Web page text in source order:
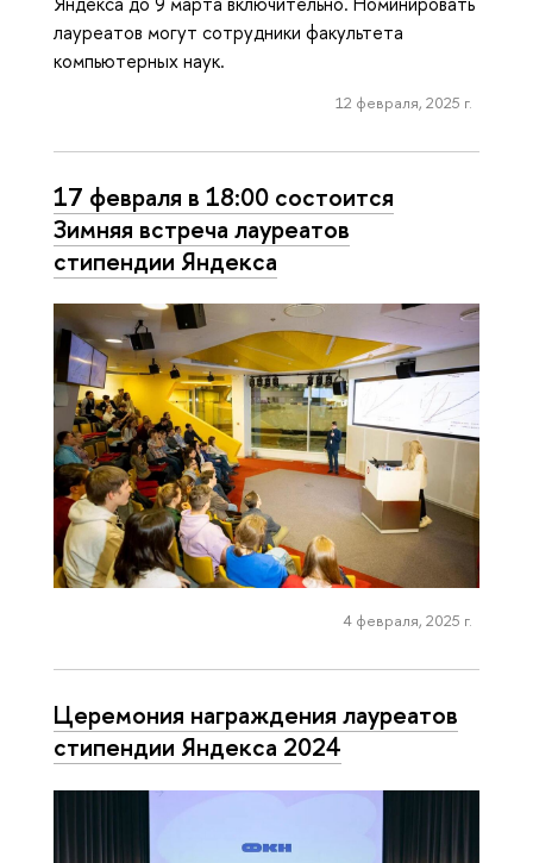
лауреатов могут сотрудники факультета
компьютерных наук.
12 февраля, 2025 г.
17 февраля в 18:00 состоится
Зимняя встреча лауреатов
стипендии Яндекса
4 февраля, 2025 г.
Церемония награждения лауреатов
стипендии Яндекса 2024